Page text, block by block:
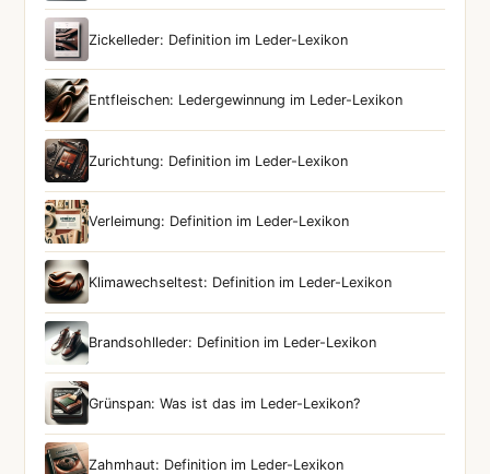
Zickelleder: Definition im Leder-Lexikon
Entfleischen: Ledergewinnung im Leder-Lexikon
Zurichtung: Definition im Leder-Lexikon
Verleimung: Definition im Leder-Lexikon
Klimawechseltest: Definition im Leder-Lexikon
Brandsohlleder: Definition im Leder-Lexikon
Grünspan: Was ist das im Leder-Lexikon?
Zahmhaut: Definition im Leder-Lexikon